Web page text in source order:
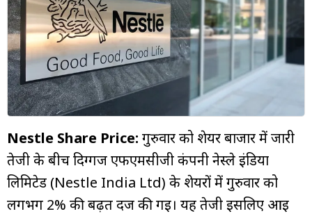
बिजनेस
न्यूज
वीडियो
म्यूचुअल
फंड
Nestle Share Price: गुरुवार को शेयर बाजार में जारी
तेजी के बीच दिग्गज एफएमसीजी कंपनी नेस्ले इंडिया
लिमिटेड (Nestle India Ltd) के शेयरों में गुरुवार को
लगभग 2% की बढ़त दर्ज की गई। यह तेजी इसलिए आई